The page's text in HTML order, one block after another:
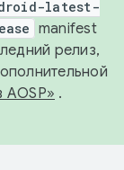
latest-
manifest
релиз,
AOSP» .